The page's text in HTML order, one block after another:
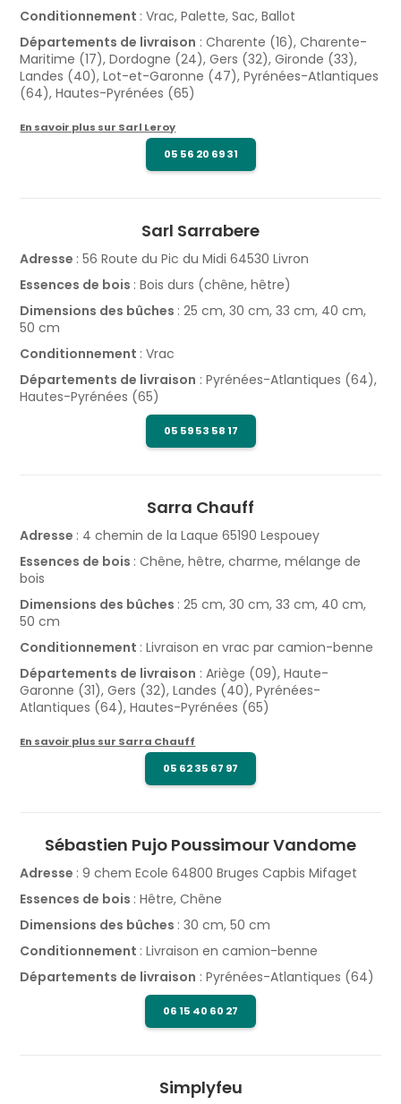
Conditionnement : Vrac, Palette, Sac, Ballot
Départements de livraison : Charente (16), Charente-
Maritime (17), Dordogne (24), Gers (32), Gironde (33),
Landes (40), Lot-et-Garonne (47), Pyrénées-Atlantiques
(64), Hautes-Pyrénées (65)
En savoir plus sur Sarl Leroy
05 56 20 69 31
Sarl Sarrabere
Adresse : 56 Route du Pic du Midi 64530 Livron
Essences de bois : Bois durs (chêne, hêtre)
Dimensions des bûches : 25 cm, 30 cm, 33 cm, 40 cm,
50 cm
Conditionnement : Vrac
Départements de livraison : Pyrénées-Atlantiques (64),
Hautes-Pyrénées (65)
05 59 53 58 17
Sarra Chauff
Adresse : 4 chemin de la Laque 65190 Lespouey
Essences de bois : Chêne, hêtre, charme, mélange de
bois
Dimensions des bûches : 25 cm, 30 cm, 33 cm, 40 cm,
50 cm
Conditionnement : Livraison en vrac par camion-benne
Départements de livraison : Ariège (09), Haute-
Garonne (31), Gers (32), Landes (40), Pyrénées-
Atlantiques (64), Hautes-Pyrénées (65)
En savoir plus sur Sarra Chauff
05 62 35 67 97
Sébastien Pujo Poussimour Vandome
Adresse : 9 chem Ecole 64800 Bruges Capbis Mifaget
Essences de bois : Hêtre, Chêne
Dimensions des bûches : 30 cm, 50 cm
Conditionnement : Livraison en camion-benne
Départements de livraison : Pyrénées-Atlantiques (64)
06 15 40 60 27
Simplyfeu